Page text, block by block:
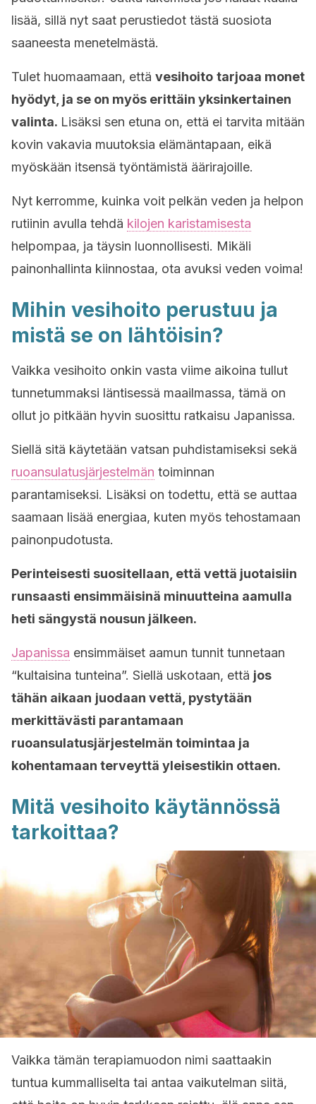
lisää, sillä nyt saat perustiedot tästä suosiota
saaneesta menetelmästä.
Tulet huomaamaan, että vesihoito tarjoaa monet
hyödyt, ja se on myös erittäin yksinkertainen
valinta. Lisäksi sen etuna on, että ei tarvita mitään
kovin vakavia muutoksia elämäntapaan, eikä
myöskään itsensä työntämistä äärirajoille.
Nyt kerromme, kuinka voit pelkän veden ja helpon
rutiinin avulla tehdä kilojen karistamisesta
helpompaa, ja täysin luonnollisesti. Mikäli
painonhallinta kiinnostaa, ota avuksi veden voima!
Mihin vesihoito perustuu ja
mistä se on lähtöisin?
Vaikka vesihoito onkin vasta viime aikoina tullut
tunnetummaksi läntisessä maailmassa, tämä on
ollut jo pitkään hyvin suosittu ratkaisu Japanissa.
Siellä sitä käytetään vatsan puhdistamiseksi sekä
ruoansulatusjärjestelmän toiminnan
parantamiseksi. Lisäksi on todettu, että se auttaa
saamaan lisää energiaa, kuten myös tehostamaan
painonpudotusta.
Perinteisesti suositellaan, että vettä juotaisiin
runsaasti ensimmäisinä minuutteina aamulla
heti sängystä nousun jälkeen.
Japanissa ensimmäiset aamun tunnit tunnetaan
“kultaisina tunteina”. Siellä uskotaan, että jos
tähän aikaan juodaan vettä, pystytään
merkittävästi parantamaan
ruoansulatusjärjestelmän toimintaa ja
kohentamaan terveyttä yleisestikin ottaen.
Mitä vesihoito käytännössä
tarkoittaa?
Vaikka tämän terapiamuodon nimi saattaakin
tuntua kummalliselta tai antaa vaikutelman siitä,